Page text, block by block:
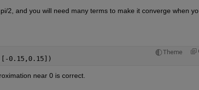
2, and you will need many terms to make it converge when
Theme
0.15,0.15])
near 0 is correct.